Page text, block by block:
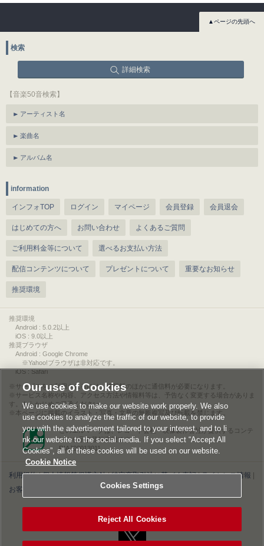
▲ページの先頭へ
検索
詳細検索
【音楽50音検索】
アーティスト名
楽曲名
アルバム名
information
インフォTOP ログイン マイページ 会員登録 会員退会
はじめての方へ お問い合わせ よくあるご質問
ご利用料金等について 選べるお支払い方法
配信コンテンツについて プレゼントについて 重要なお知らせ
推奨環境
推奨環境
Android : 5.0.2以上
iOS : 9.0以上
推奨ブラウザ
Android : Google Chrome
※Yahoo!ブラウザは非対応です。
iOS : Safari
サービスをご利用されるには、情報料のほかに通信料が必要になります。
サービス名称や内容、アクセス方法や情報料等は、予告なく変更する場合がありま
す。あらかじめご了承ください。
本ページに掲載のイラスト・写真・文章の無断複写及び転載を禁じます。
このエルマークは、レコード会社・映像製作会社が提供するコンテ
ンツを示す登録商標です。
RIAJ00013011
利用規約|個人情報等保護方針|特定商取引法に基づく表記|ライセンス情報
お客様情報の外部送信について|Cookies Settings
Our use of Cookies
We use cookies to make our website work properly. We also
use cookies to analyze the traffic of our website, to provide
you with the advertisement tailored to your interest, and to li
nk our website to the social media. If you select “Accept All
Cookies”, all of these cookies will be used on our website.
Cookie Notice
Cookies Settings
Reject All Cookies